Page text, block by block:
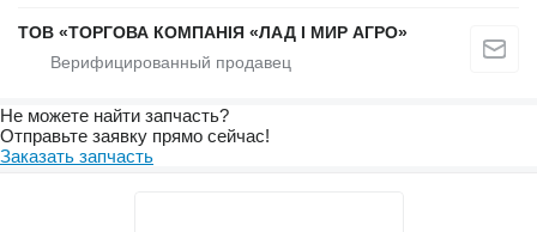
ТОВ «ТОРГОВА КОМПАНІЯ «ЛАД І МИР АГРО»
Не можете найти запчасть?
Отправьте заявку прямо сейчас!
Заказать запчасть